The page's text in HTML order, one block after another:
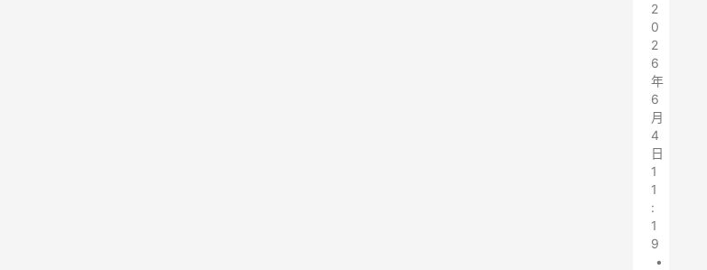
2
0
2
6
年
6
月
4
日
1
1
:
1
9
•